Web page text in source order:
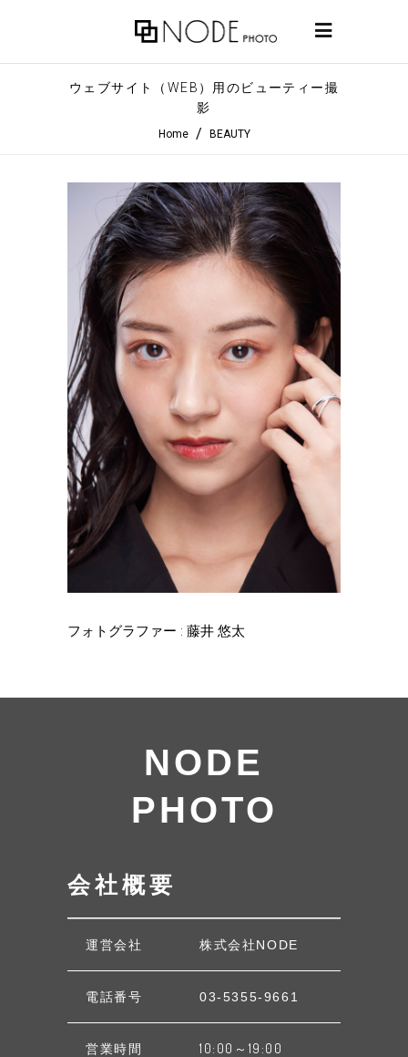
ウェブサイト（WEB）用のビューティー撮
影
Home/ BEAUTY
フォトグラファー : 藤井 悠太
NODE
PHOTO
会社概要
運営会社 株式会社NODE
電話番号 03-5355-9661
営業時間 10:00～19:00